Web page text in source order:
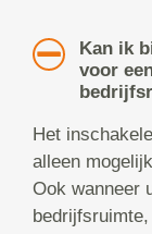
Kan ik
voor
Het
alleen
Ook wanneer